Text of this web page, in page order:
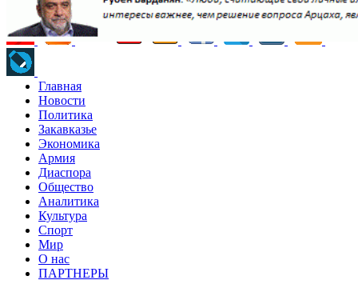
Главная
Новости
Политика
Закавказье
Экономика
Армия
Диаспора
Общество
Аналитика
Культура
Спорт
Мир
О нас
ПАРТНЕРЫ